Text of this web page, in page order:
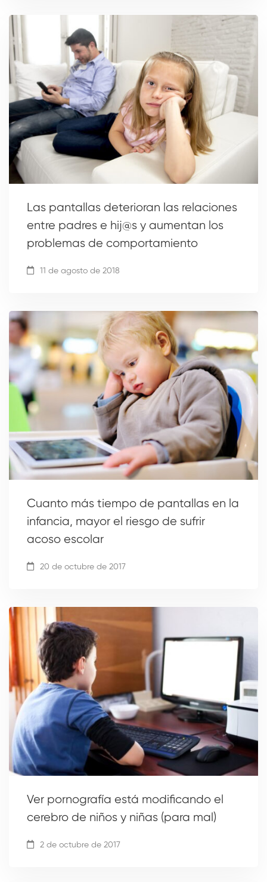
Las pantallas deterioran las relaciones
entre padres e hij@s y aumentan los
problemas de comportamiento
11 de agosto de 2018
Cuanto más tiempo de pantallas en la
infancia, mayor el riesgo de sufrir
acoso escolar
20 de octubre de 2017
Ver pornografía está modificando el
cerebro de niños y niñas (para mal)
2 de octubre de 2017